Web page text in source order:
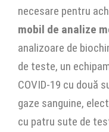
necesare pentru
mobil de analize
analizoare de
de teste, un
COVID-19 cu două
gaze sanguine,
cu patru sute de